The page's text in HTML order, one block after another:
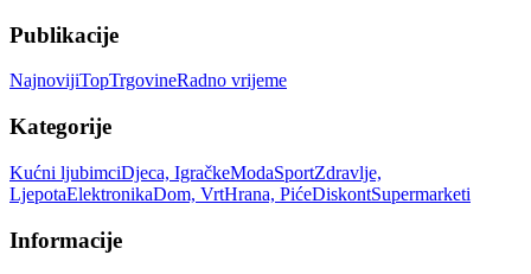
Publikacije
NajnovijiTopTrgovineRadno vrijeme
Kategorije
Kućni ljubimciDjeca, IgračkeModaSportZdravlje,
LjepotaElektronikaDom, VrtHrana, PićeDiskontSupermarketi
Informacije